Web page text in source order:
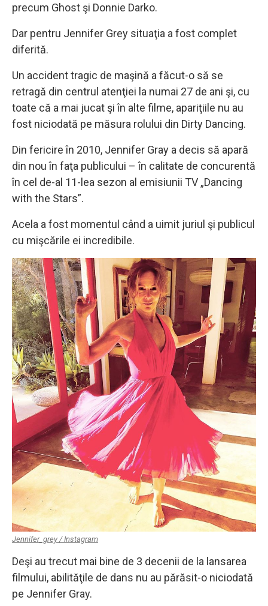
precum Ghost şi Donnie Darko.
Dar pentru Jennifer Grey situaţia a fost complet
diferită.
Un accident tragic de maşină a făcut-o să se
retragă din centrul atenţiei la numai 27 de ani şi, cu
toate că a mai jucat şi în alte filme, apariţiile nu au
fost niciodată pe măsura rolului din Dirty Dancing.
Din fericire în 2010, Jennifer Gray a decis să apară
din nou în faţa publicului – în calitate de concurentă
în cel de-al 11-lea sezon al emisiunii TV „Dancing
with the Stars”.
Acela a fost momentul când a uimit juriul şi publicul
cu mişcările ei incredibile.
Jennifer_grey / Instagram
Deşi au trecut mai bine de 3 decenii de la lansarea
filmului, abilităţile de dans nu au părăsit-o niciodată
pe Jennifer Gray.